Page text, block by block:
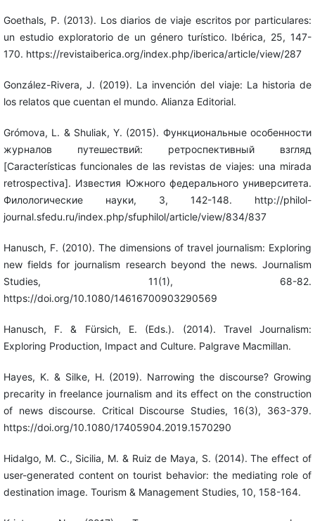
Goethals, P. (2013). Los diarios de viaje escritos por particulares:
un estudio exploratorio de un género turístico. Ibérica, 25, 147-
170. https://revistaiberica.org/index.php/iberica/article/view/287
González-Rivera, J. (2019). La invención del viaje: La historia de
los relatos que cuentan el mundo. Alianza Editorial.
Grómova, L. & Shuliak, Y. (2015). Функциональные особенности
журналов путешествий: ретроспективный взгляд
[Características funcionales de las revistas de viajes: una mirada
retrospectiva]. Известия Южного федерального университета.
Филологические науки, 3, 142-148. http://philol-
journal.sfedu.ru/index.php/sfuphilol/article/view/834/837
Hanusch, F. (2010). The dimensions of travel journalism: Exploring
new fields for journalism research beyond the news. Journalism
Studies, 11(1), 68-82.
https://doi.org/10.1080/14616700903290569
Hanusch, F. & Fürsich, E. (Eds.). (2014). Travel Journalism:
Exploring Production, Impact and Culture. Palgrave Macmillan.
Hayes, K. & Silke, H. (2019). Narrowing the discourse? Growing
precarity in freelance journalism and its effect on the construction
of news discourse. Critical Discourse Studies, 16(3), 363-379.
https://doi.org/10.1080/17405904.2019.1570290
Hidalgo, M. C., Sicilia, M. & Ruiz de Maya, S. (2014). The effect of
user-generated content on tourist behavior: the mediating role of
destination image. Tourism & Management Studies, 10, 158-164.